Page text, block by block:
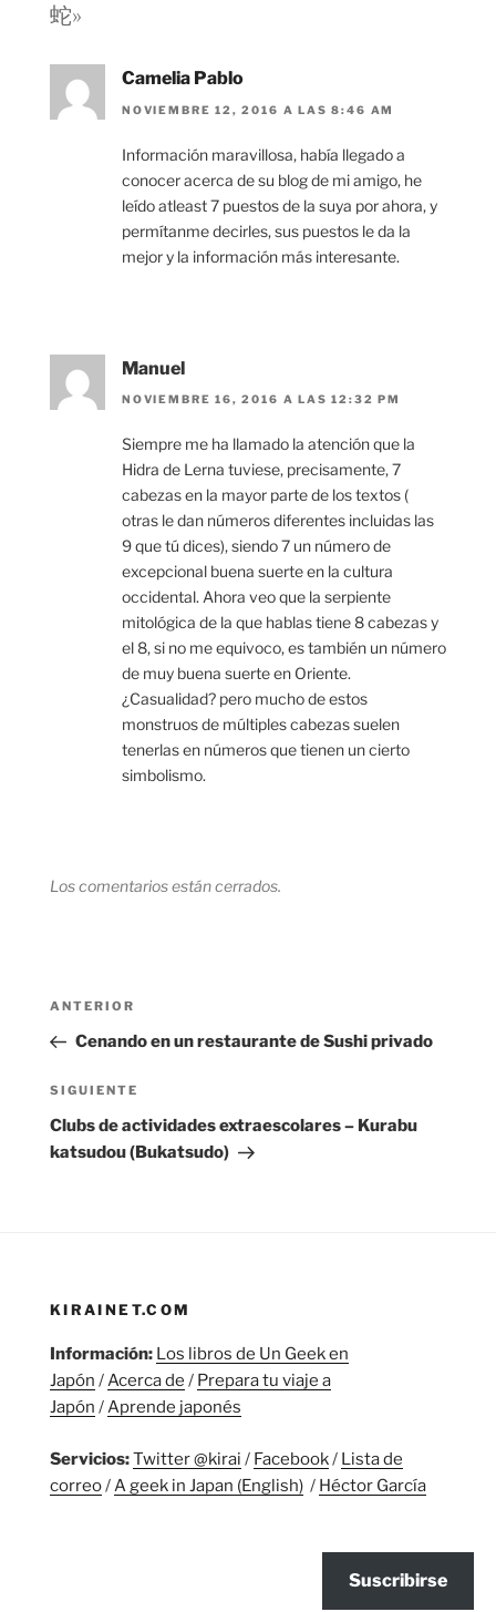
蛇»
Camelia Pablo
NOVIEMBRE 12, 2016 A LAS 8:46 AM
Información maravillosa, había llegado a
conocer acerca de su blog de mi amigo, he
leído atleast 7 puestos de la suya por ahora, y
permítanme decirles, sus puestos le da la
mejor y la información más interesante.
Manuel
NOVIEMBRE 16, 2016 A LAS 12:32 PM
Siempre me ha llamado la atención que la
Hidra de Lerna tuviese, precisamente, 7
cabezas en la mayor parte de los textos (
otras le dan números diferentes incluidas las
9 que tú dices), siendo 7 un número de
excepcional buena suerte en la cultura
occidental. Ahora veo que la serpiente
mitológica de la que hablas tiene 8 cabezas y
el 8, si no me equivoco, es también un número
de muy buena suerte en Oriente.
¿Casualidad? pero mucho de estos
monstruos de múltiples cabezas suelen
tenerlas en números que tienen un cierto
simbolismo.
Los comentarios están cerrados.
Navegación
entradas
Entrada
anterior:
ANTERIOR
Cenando en un restaurante de Sushi privado
Siguiente
entrada
SIGUIENTE
Clubs de actividades extraescolares – Kurabu
katsudou (Bukatsudo)
KIRAINET.COM
Información: Los libros de Un Geek en
Japón /Acerca de / Prepara tu viaje a
Japón /Aprende japonés
Servicios:Twitter @kirai / Facebook/ Lista de
correo/A geek in Japan (English) / Héctor García
Suscribirse